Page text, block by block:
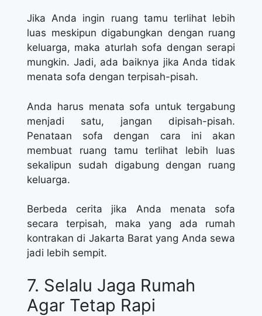
Jika Anda ingin ruang tamu terlihat lebih
luas meskipun digabungkan dengan ruang
keluarga, maka aturlah sofa dengan serapi
mungkin. Jadi, ada baiknya jika Anda tidak
menata sofa dengan terpisah-pisah.
Anda harus menata sofa untuk tergabung
menjadi satu, jangan dipisah-pisah.
Penataan sofa dengan cara ini akan
membuat ruang tamu terlihat lebih luas
sekalipun sudah digabung dengan ruang
keluarga.
Berbeda cerita jika Anda menata sofa
secara terpisah, maka yang ada rumah
kontrakan di Jakarta Barat yang Anda sewa
jadi lebih sempit.
7. Selalu Jaga Rumah
Agar Tetap Rapi